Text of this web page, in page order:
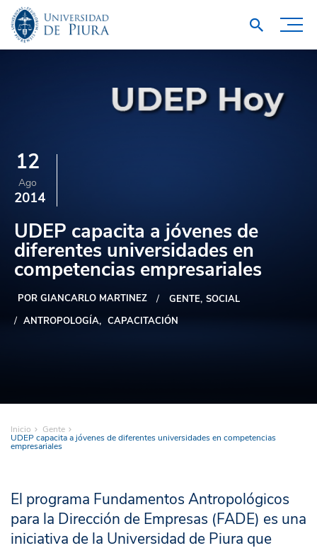
12
Ago
2014
UDEP capacita a jóvenes de
diferentes universidades en
competencias empresariales
POR GIANCARLO MARTINEZ GENTE SOCIAL
ANTROPOLOGÍA
CAPACITACIÓN
Inicio Gente
UDEP capacita a jóvenes de diferentes universidades en competencias
empresariales
El programa Fundamentos Antropológicos
para la Dirección de Empresas (FADE) es una
iniciativa de la Universidad de Piura que